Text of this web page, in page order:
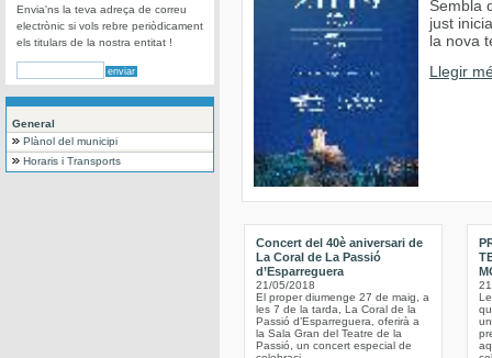
Envia'ns la teva adreça de correu
electrònic si vols rebre periòdicament
els titulars de la nostra entitat !
General
Plànol del municipi
Horaris i Transports
Sembla
just
la nova
Llegir
Concert del 40è aniversari de
La Coral de La Passió
d’Esparreguera
21/05/2018
El proper diumenge 27 de maig, a
les 7 de la tarda, La Coral de la
Passió d’Esparreguera, oferirà a
la Sala Gran del Teatre de la
Passió, un concert especial de